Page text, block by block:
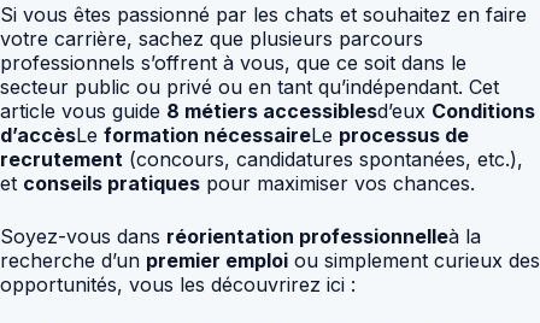
Si vous êtes passionné par les chats et souhaitez en faire
votre carrière, sachez que plusieurs parcours
professionnels s’offrent à vous, que ce soit dans le
secteur public ou privé ou en tant qu’indépendant. Cet
article vous guide 8 métiers accessiblesd’eux Conditions
d’accèsLe formation nécessaireLe processus de
recrutement (concours, candidatures spontanées, etc.),
et conseils pratiques pour maximiser vos chances.
Soyez-vous dans réorientation professionnelleà la
recherche d’un premier emploi ou simplement curieux des
opportunités, vous les découvrirez ici :